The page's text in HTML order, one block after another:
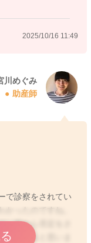
2025/10/16 11:49
川めぐみ
助産師
で診察をされてい
かったのですね。
、後から否定をさ
気になると思いま